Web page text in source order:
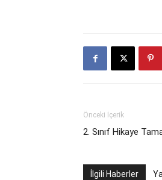
Önceki İçerik
2. Sınıf Hikaye
İlgili Haberler